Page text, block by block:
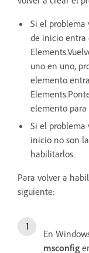
Si el problema
de inicio entra
uno en uno,
elemento
elemento para
Si el problema
inicio no son
habilitarlos.
Para volver a
siguiente:
En
msconfig